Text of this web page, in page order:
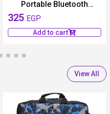
Portable Bluetooth
Speaker
325 EGP
Add to cart
View All